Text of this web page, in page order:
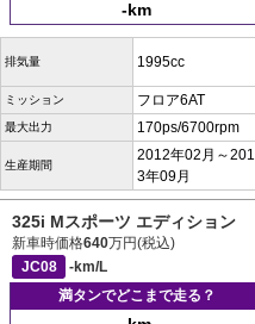
-km
排気量 1995cc
ミッション フロア6AT
最大出力 170ps/6700rpm
生産期間
2012年02月～201
3年09月
325i Mスポーツ エディション
新車時価格640万円(税込)
JC08
-km/L
満タンでどこまで走る？